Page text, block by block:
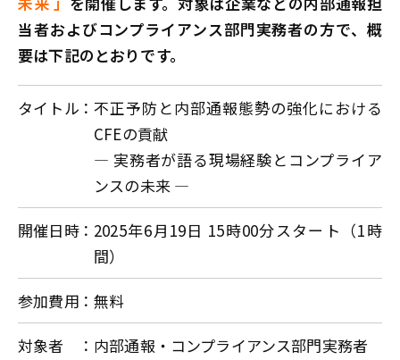
当者およびコンプライアンス部門実務者の方で、概
要は下記のとおりです。
タイトル
不正予防と内部通報態勢の強化における
CFEの貢献
― 実務者が語る現場経験とコンプライア
ンスの未来 ―
開催日時
2025年6月19日 15時00分スタート（1時
間）
参加費用
無料
対象者
内部通報・コンプライアンス部門実務者